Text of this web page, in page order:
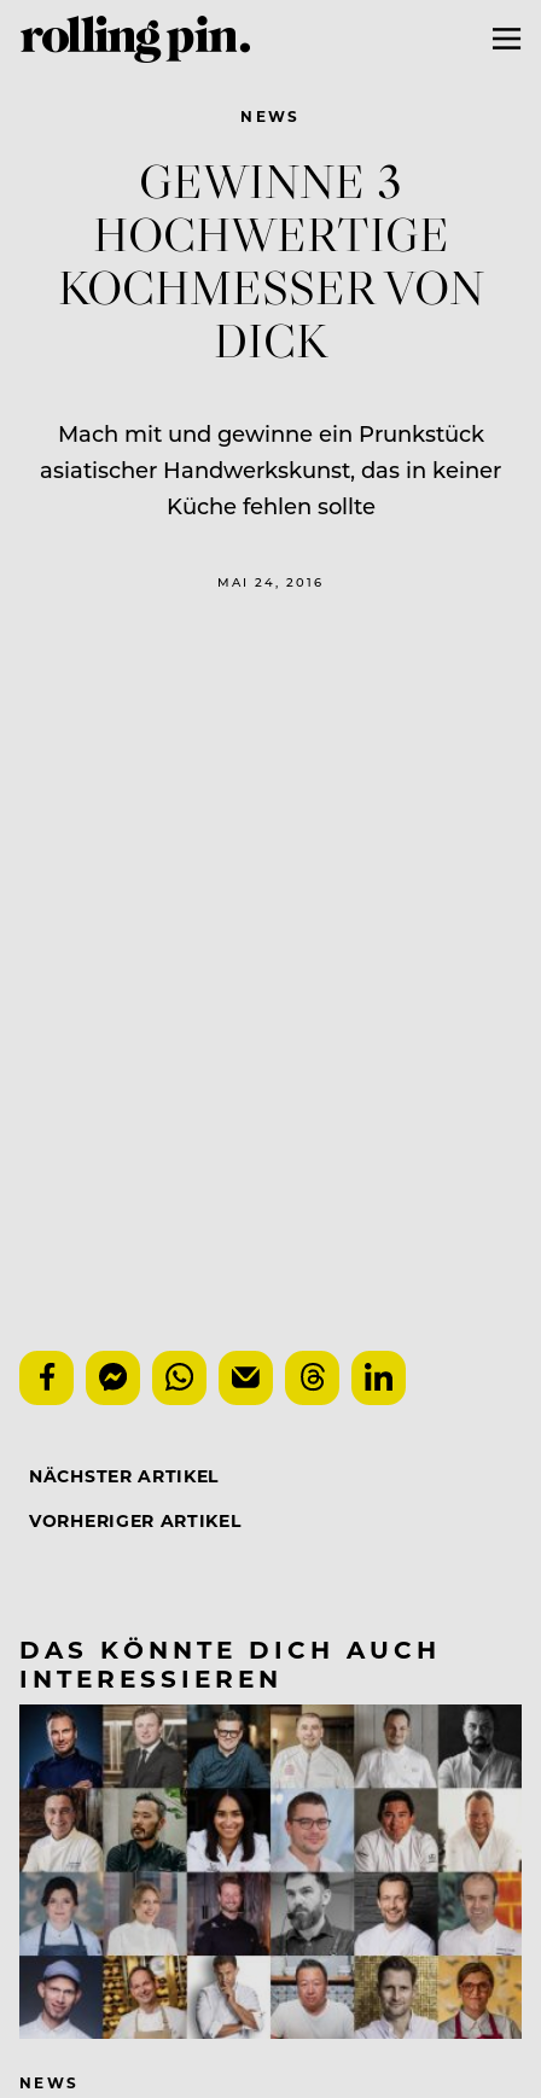
NEWS
GEWINNE 3
HOCHWERTIGE
KOCHMESSER VON
DICK
Mach mit und gewinne ein Prunkstück
asiatischer Handwerkskunst, das in keiner
Küche fehlen sollte
MAI 24, 2016
NÄCHSTER ARTIKEL
VORHERIGER ARTIKEL
DAS KÖNNTE DICH AUCH
INTERESSIEREN
NEWS